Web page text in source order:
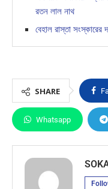
রতন লাল নাথ
বেহাল রাস্তা সংস্কারের
SHARE
Whatsapp